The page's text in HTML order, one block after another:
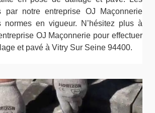
par notre entreprise OJ Maçonnerie
normes en vigueur. N’hésitez plus à
OJ Maçonnerie pour effectuer
et pavé à Vitry Sur Seine 94400.